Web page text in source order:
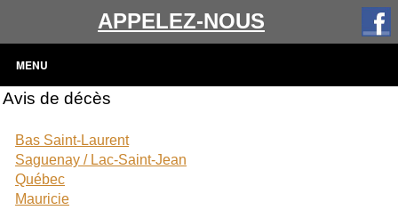
APPELEZ-NOUS
MENU
Avis de décès
Bas Saint-Laurent
Saguenay / Lac-Saint-Jean
Québec
Mauricie